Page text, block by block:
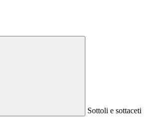
Sottoli e sottaceti